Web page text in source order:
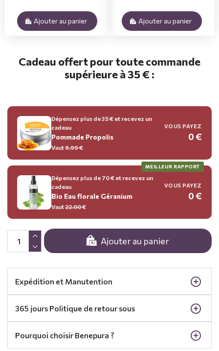
Ajouter au panier
Cadeau offert pour toute commande
supérieure à 35 € :
Dépensez plus de 35 € et recevez un
cadeau
Pommade Propolis
Vaut9.99€
VOUS PAYEZ
0 €
MEILLEUR RAPPORT
Dépensez plus de 70 € et recevez un
cadeau
Bio Eau florale Géranium
Vaut22.00€
VOUS PAYEZ
0 €
Ajouter au panier Ajouter au panier
Expédition et Manutention
365 jours Politique de retour sous
Pourquoi choisir Benepura ?